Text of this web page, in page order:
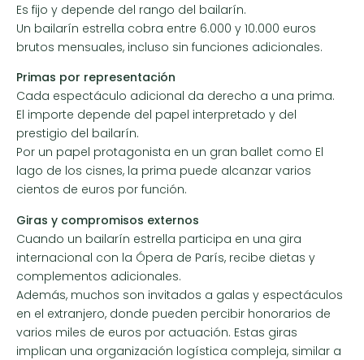
Es fijo y depende del rango del bailarín.
Un bailarín estrella cobra entre 6.000 y 10.000 euros
brutos mensuales, incluso sin funciones adicionales.
Primas por representación
Cada espectáculo adicional da derecho a una prima.
El importe depende del papel interpretado y del
prestigio del bailarín.
Por un papel protagonista en un gran ballet como El
lago de los cisnes, la prima puede alcanzar varios
cientos de euros por función.
Giras y compromisos externos
Cuando un bailarín estrella participa en una gira
internacional con la Ópera de París, recibe dietas y
complementos adicionales.
Además, muchos son invitados a galas y espectáculos
en el extranjero, donde pueden percibir honorarios de
varios miles de euros por actuación. Estas giras
implican una organización logística compleja, similar a